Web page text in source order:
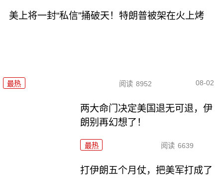
美上将一封“私信”捅破天！特朗普被架在火上烤
最热 阅读 8952 08-02
两大命门决定美国退无可退，伊
朗别再幻想了！
最热 阅读 6639
打伊朗五个月仗，把美军打成了